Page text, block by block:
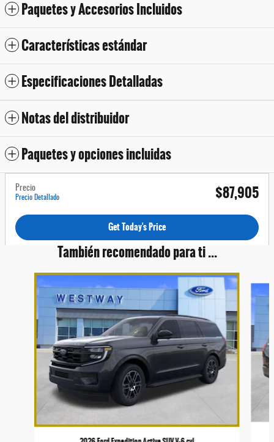
Paquetes y Accesorios Incluidos
Características estándar
Especificaciones Detalladas
Notas del distribuidor
Paquetes y opciones incluidas
Precio
Precio Detallado $87,905
Get Today's Price
También recomendado para ti ...
Slide 1 of 8